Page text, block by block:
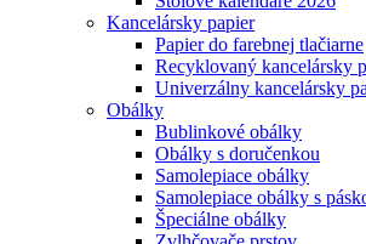
Kancelársky papier
Papier do farebnej tlačiarne
Recyklovaný kancelársky
Univerzálny kancelársky
Obálky
Bublinkové obálky
Obálky s doručenkou
Samolepiace obálky
Samolepiace obálky s
Špeciálne obálky